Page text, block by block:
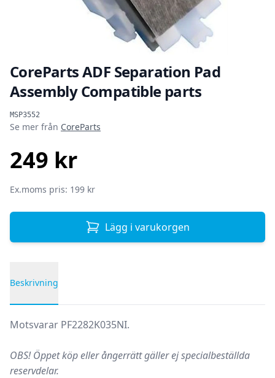
CoreParts ADF Separation Pad
Assembly Compatible parts
MSP3552
Produktinformation
Se mer från CoreParts
249 kr
Ex.moms pris: 199 kr
Lägg i varukorgen
Beskrivning
Motsvarar PF2282K035NI.
OBS!Öppet köp eller ångerrätt gäller ej specialbeställda
reservdelar.